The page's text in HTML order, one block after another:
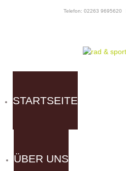
Telefon: 02263 9695620
STARTSEITE
ÜBER UNS